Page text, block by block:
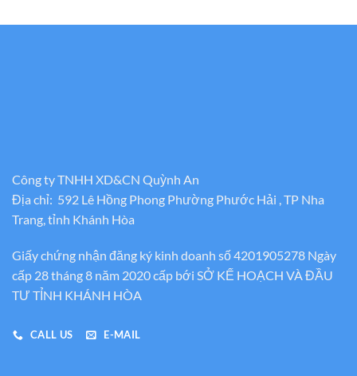
Công ty TNHH XD&CN Quỳnh An
Địa chỉ: 592 Lê Hồng Phong Phường Phước Hải , TP Nha
Trang, tỉnh Khánh Hòa
Giấy chứng nhận đăng ký kinh doanh số 4201905278 Ngày
cấp 28 tháng 8 năm 2020 cấp bới SỞ KẾ HOẠCH VÀ ĐẦU
TƯ TỈNH KHÁNH HÒA
CALL US E-MAIL